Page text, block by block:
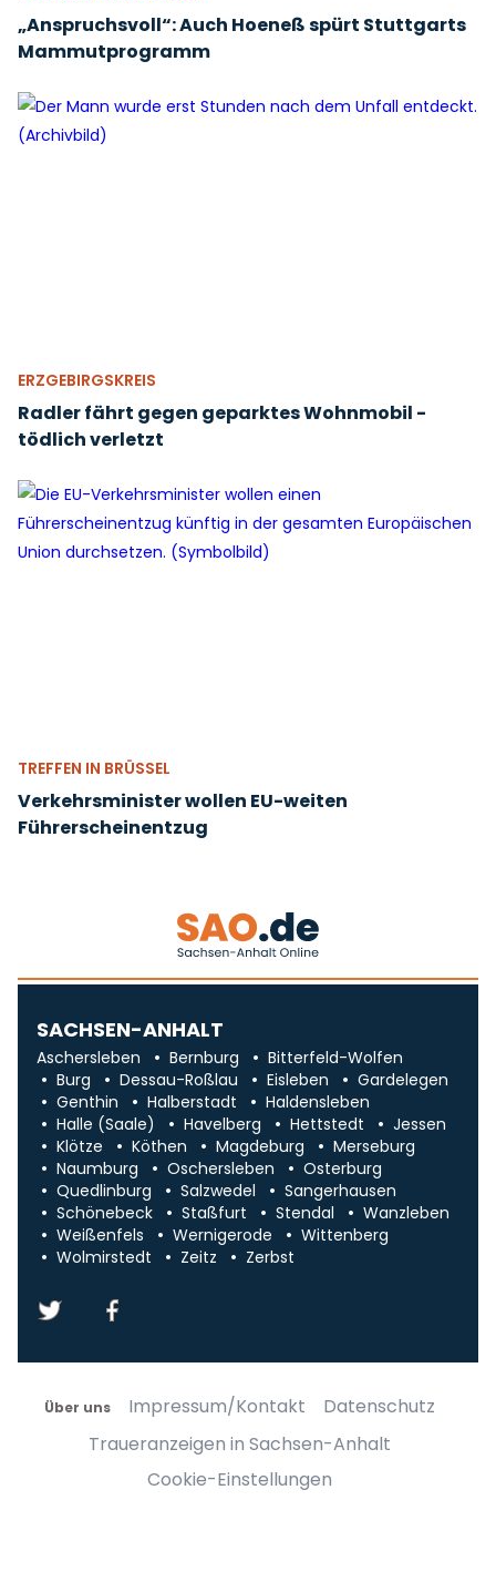
„Anspruchsvoll“: Auch Hoeneß spürt Stuttgarts
Mammutprogramm
ERZGEBIRGSKREIS
Radler fährt gegen geparktes Wohnmobil -
tödlich verletzt
TREFFEN IN BRÜSSEL
Verkehrsminister wollen EU-weiten
Führerscheinentzug
SACHSEN-ANHALT
Aschersleben Bernburg
Bitterfeld-Wolfen
Burg
Dessau-Roßlau Eisleben
Gardelegen
Genthin
Halberstadt
Haldensleben
Halle (Saale)
Havelberg Hettstedt
Jessen
Klötze
Köthen Magdeburg
Merseburg
Naumburg
Oschersleben
Osterburg
Quedlinburg
Salzwedel
Sangerhausen
Schönebeck
Staßfurt Stendal
Wanzleben
Weißenfels
Wernigerode
Wittenberg
Wolmirstedt
Zeitz Zerbst
Über uns Impressum/Kontakt
Datenschutz
Traueranzeigen in Sachsen-Anhalt
Cookie-Einstellungen